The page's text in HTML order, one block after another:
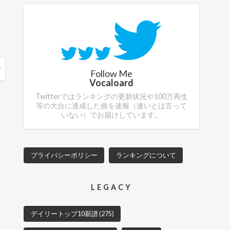
Follow Me
Vocaloard
Twitterではランキングの更新状況や100万再生
等の大台に達成した曲を速報（速いとは言って
いない）でお届けしています。
プライバシーポリシー ランキングについて
LEGACY
デイリートップ10新譜(275)